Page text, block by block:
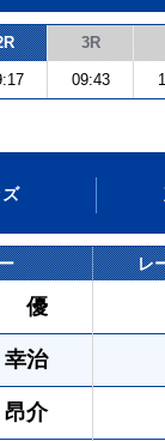
3R
09:43
レ
優
治
介